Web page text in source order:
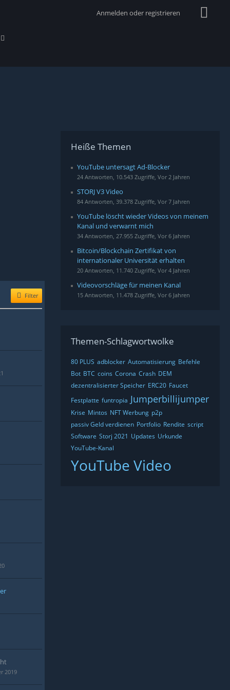
Anmelden oder registrieren
Filter
2019
Heiße Themen
YouTube untersagt Ad-Blocker
24 Antworten, 10.543 Zugriffe, Vor 2 Jahren
STORJ V3 Video
84 Antworten, 39.378 Zugriffe, Vor 7 Jahren
YouTube löscht wieder Videos von meinem
Kanal und verwarnt mich
34 Antworten, 27.955 Zugriffe, Vor 6 Jahren
Bitcoin/Blockchain Zertifikat von
internationaler Universität erhalten
20 Antworten, 11.740 Zugriffe, Vor 4 Jahren
Videovorschläge für meinen Kanal
15 Antworten, 11.478 Zugriffe, Vor 6 Jahren
Themen-Schlagwortwolke
80 PLUS adblocker Automatisierung Befehle
Bot BTC coins Corona Crash DEM
dezentralisierter Speicher ERC20 Faucet
Festplatte funtropia Jumperbillijumper
Krise Mintos NFT Werbung p2p
passiv Geld verdienen Portfolio Rendite script
Software Storj 2021 Updates Urkunde
YouTube-Kanal
YouTube Video